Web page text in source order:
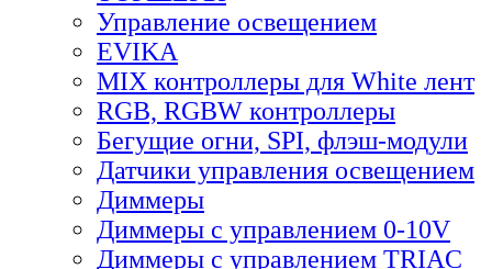
Управление освещением
EVIKA
MIX контроллеры для White лент
RGB, RGBW контроллеры
Бегущие огни, SPI, флэш-модули
Датчики управления освещением
Диммеры
Диммеры с управлением 0-10V
Диммеры с управлением TRIAC